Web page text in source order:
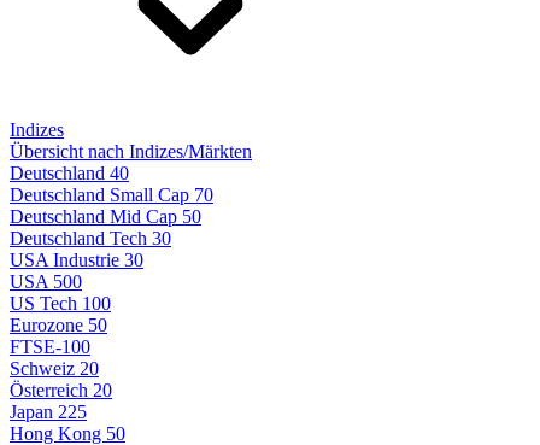
Indizes
Übersicht nach Indizes/Märkten
Deutschland 40
Deutschland Small Cap 70
Deutschland Mid Cap 50
Deutschland Tech 30
USA Industrie 30
USA 500
US Tech 100
Eurozone 50
FTSE-100
Schweiz 20
Österreich 20
Japan 225
Hong Kong 50